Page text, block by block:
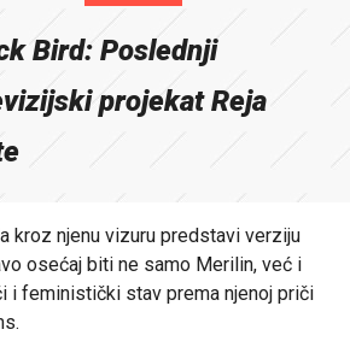
Bird: Poslednji
projekat Reja
kroz njenu vizuru predstavi verziju
osećaj biti ne samo Merilin, već i
i feministički stav prema njenoj priči